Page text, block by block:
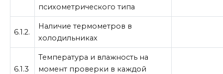
психометрического типа
6.1.2.
Наличие термометров в
холодильниках
6.1.3
Температура и влажность на
момент проверки в каждой